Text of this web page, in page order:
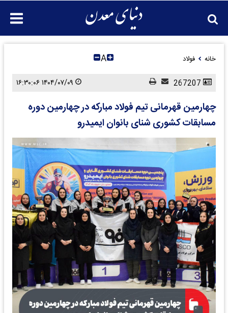
خانه فولاد A
چهارمین قهرمانی تیم فولاد مبارکه در چهارمین دوره
مسابقات کشوری شنای بانوان ایمیدرو